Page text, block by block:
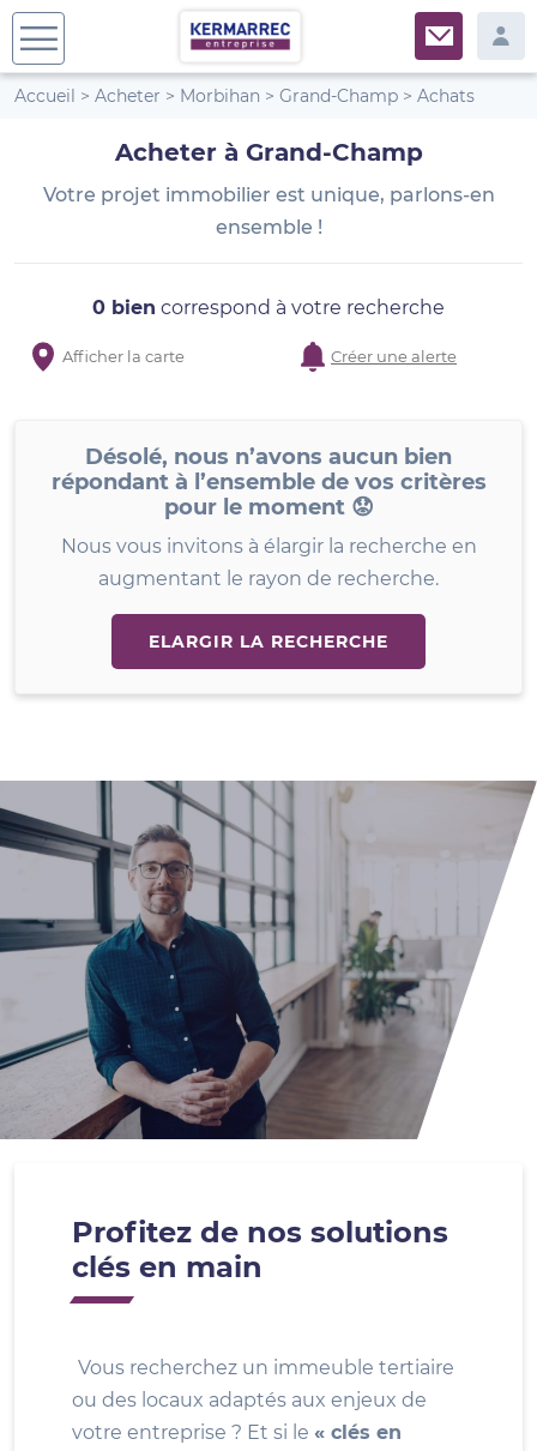
Accueil > Acheter > Morbihan > Grand-Champ > Achats
Acheter à Grand-Champ
Votre projet immobilier est unique, parlons-en
ensemble !
0 bien correspond à votre recherche
Afficher la carte Créer une alerte
Désolé, nous n’avons aucun bien
répondant à l’ensemble de vos critères
pour le moment 😟
Nous vous invitons à élargir la recherche en
augmentant le rayon de recherche.
ELARGIR LA RECHERCHE
Profitez de nos solutions
clés en main
Vous recherchez un immeuble tertiaire
ou des locaux adaptés aux enjeux de
votre entreprise ? Et si le « clés en